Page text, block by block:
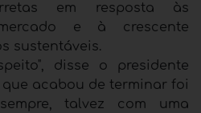
em resposta às
e à crescente
sustentáveis.
disse o presidente
que acabou de terminar foi
talvez com uma